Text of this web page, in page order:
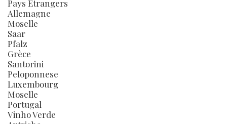
Pays Etrangers
Allemagne
Moselle
Saar
Pfalz
Grèce
Santorini
Peloponnese
Luxembourg
Moselle
Portugal
Vinho Verde